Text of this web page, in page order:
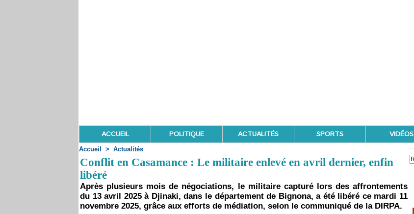
ACCUEIL POLITIQUE ACTUALITÉS SPORTS VIDÉOS
Accueil > Actualités
Conflit en Casamance : Le militaire enlevé en avril dernier, enfin
libéré
Après plusieurs mois de négociations, le militaire capturé lors des affrontements
du 13 avril 2025 à Djinaki, dans le département de Bignona, a été libéré ce mardi 11
novembre 2025, grâce aux efforts de médiation, selon le communiqué de la DIRPA.